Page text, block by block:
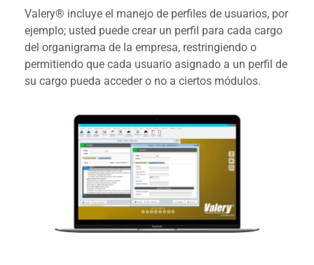
Valery® incluye el manejo de perfiles de usuarios, por
ejemplo; usted puede crear un perfil para cada cargo
del organigrama de la empresa, restringiendo o
permitiendo que cada usuario asignado a un perfil de
su cargo pueda acceder o no a ciertos módulos.